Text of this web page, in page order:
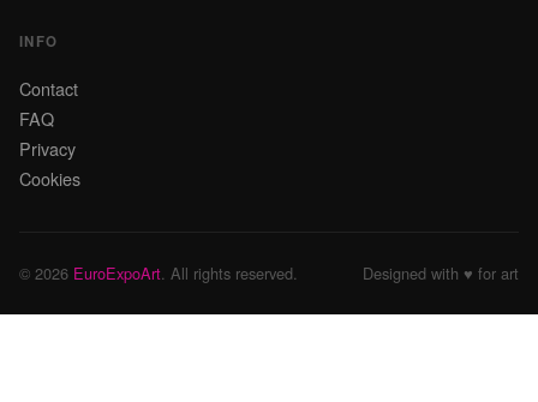
INFO
Contact
FAQ
Privacy
Cookies
© 2026 EuroExpoArt. All rights reserved. Designed with ♥ for art